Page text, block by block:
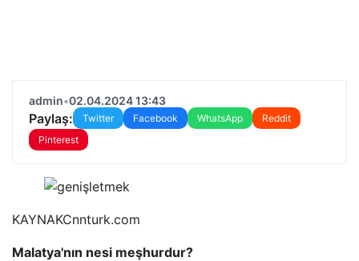
admin•02.04.2024 13:43
Paylaş: Twitter Facebook WhatsApp
Reddit
Pinterest
KAYNAKCnnturk.com
Malatya'nın nesi meşhurdur?